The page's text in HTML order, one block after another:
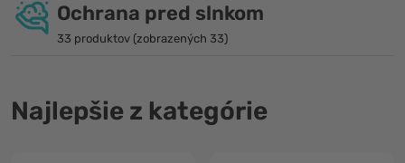
Ochrana pred slnkom
33 produktov (zobrazených 33)
Najlepšie z kategórie